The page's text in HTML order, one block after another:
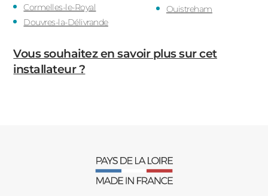
Cormelles-le-Royal
Douvres-la-Délivrande
Ouistreham
Vous souhaitez en savoir plus sur cet
installateur ?